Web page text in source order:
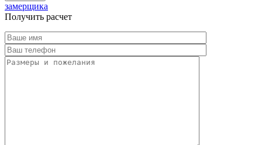
замерщика
Получить расчет